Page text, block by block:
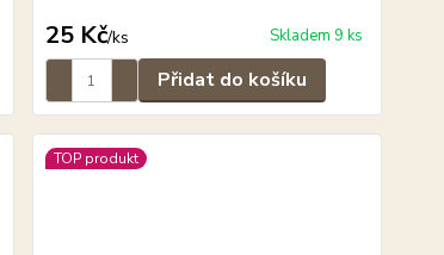
25 Kč/ks Skladem 9 ks
Přidat do košíku
TOP produkt